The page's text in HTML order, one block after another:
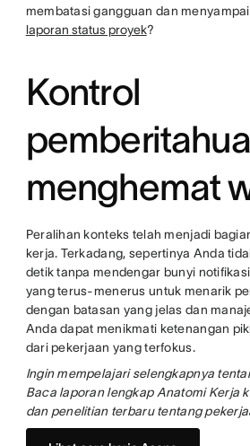
membatasi gangguan dan
laporan status proyek?
Kontrol
menghemat
Peralihan konteks telah menjadi
kerja. Terkadang, sepertinya Anda
detik tanpa mendengar bunyi
yang terus-menerus untuk menarik
dengan batasan yang jelas dan
Anda dapat menikmati ketenangan
dari pekerjaan yang terfokus.
Ingin mempelajari selengkapnya
Baca laporan lengkap Anatomi Kerja
dan penelitian terbaru tentang